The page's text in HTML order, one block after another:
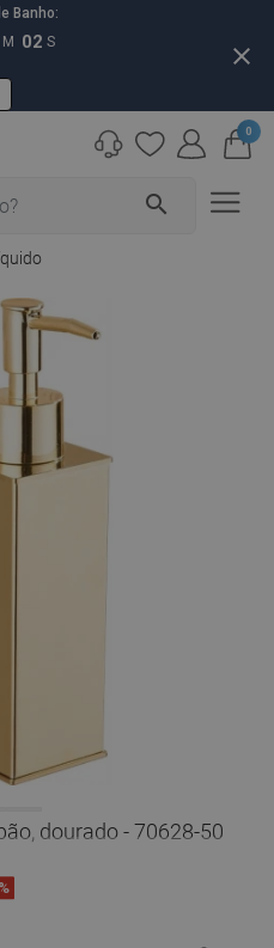
Banho:
M 01 S close
search
0
dourado - 70628-50